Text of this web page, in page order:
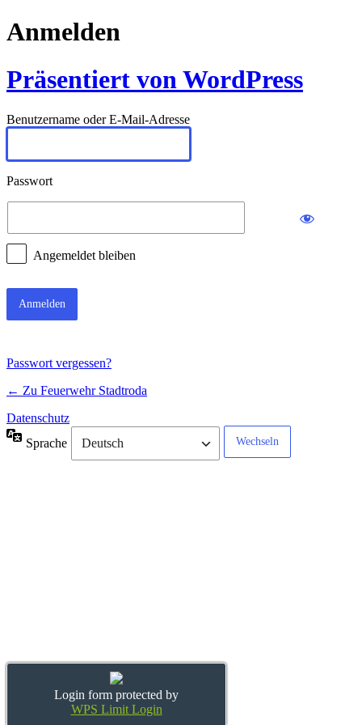
Anmelden
Präsentiert von WordPress
Benutzername oder E-Mail-Adresse
Passwort
Login form protected by
WPS Limit Login
Angemeldet bleiben
Passwort vergessen?
← Zu Feuerwehr Stadtroda
Datenschutz
Sprache